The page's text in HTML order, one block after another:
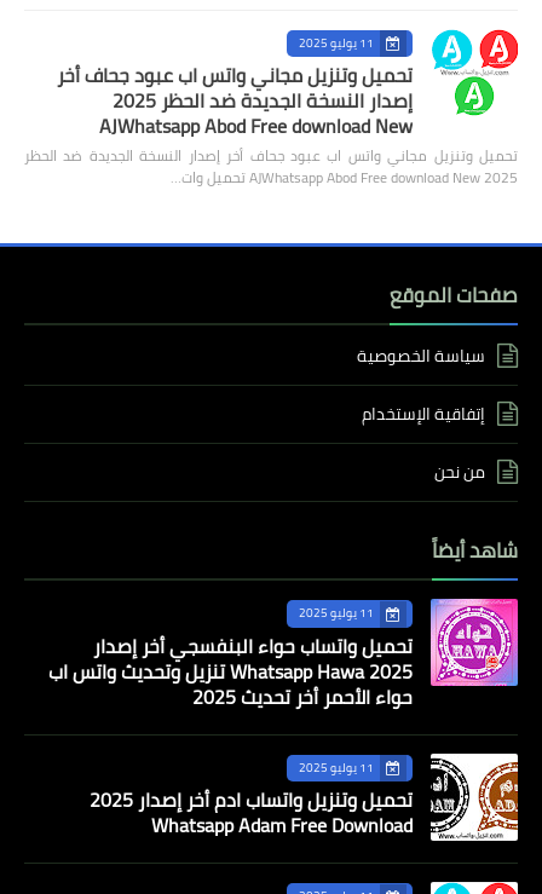
واتس سيف
واتس ايرو
11 يوليو 2025
تحميل وتنزيل مجاني واتس اب عبود جحاف أخر
إصدار النسخة الجديدة ضد الحظر 2025
AJWhatsapp Abod Free download New
تحميل وتنزيل مجاني واتس اب عبود جحاف أخر إصدار النسخة الجديدة ضد الحظر
2025 AJWhatsapp Abod Free download New تحميل وات…
صفحات الموقع
سياسة الخصوصية
إتفاقية الإستخدام
من نحن
شاهد أيضاً
11 يوليو 2025
تحميل واتساب حواء البنفسجي أخر إصدار
Whatsapp Hawa 2025 تنزيل وتحديث واتس اب
حواء الأحمر أخر تحديث 2025
11 يوليو 2025
تحميل وتنزيل واتساب ادم أخر إصدار 2025
Whatsapp Adam Free Download